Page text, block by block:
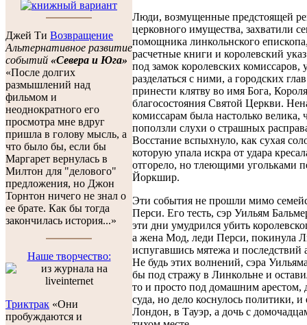
Джей Ти Возвращение
Альтернативное развитие
событий «Севера и Юга»
«После долгих
размышлений над
фильмом и
неоднократного его
просмотра мне вдруг
пришла в голову мысль, а
что было бы, если бы
Маргарет вернулась в
Милтон для "делового"
предложения, но Джон
Торнтон ничего не знал о
ее брате. Как бы тогда
закончилась история...»
Наше творчество:
Триктрак «Они
пробуждаются и
Люди, возмущенные предстоящей
церковного имущества, захватили
помощника линкольнского
расчетные книги и королевский
под замок королевских комиссаров,
разделаться с ними, а городских
принести клятву во имя Бога,
благосостояния Святой Церкви.
комиссарам была настолько велика,
поползли слухи о страшных
Восстание вспыхнуло, как сухая
которую упала искра от удара
отгорело, но тлеющими угольками
Йоркшир.
Эти события не прошли мимо
Перси. Его тесть, сэр Уильям
эти дни умудрился убить
а жена Мод, леди Перси, покинула
испугавшись мятежа и последствий
Не будь этих волнений, сэра
бы под стражу в Линкольне и
то и просто под домашним арестом,
суда, но дело коснулось политики, и
Лондон, в Тауэр, а дочь с